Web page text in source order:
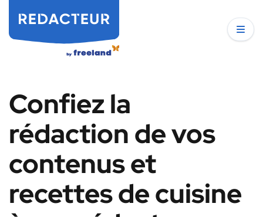
Confiez la
rédaction de vos
contenus et
recettes de cuisine